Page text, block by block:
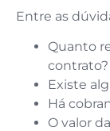
Entre as
Quanto
contrato?
Existe
Há
O valor